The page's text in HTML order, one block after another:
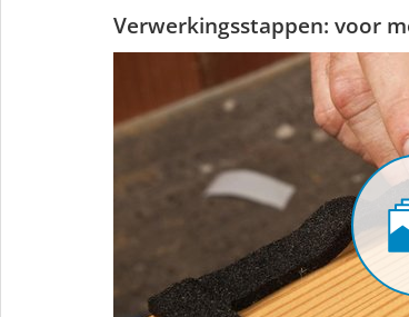
Verwerkingsstappen: voor